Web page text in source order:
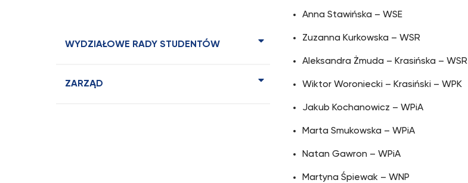
WYDZIAŁOWE RADY STUDENTÓW
ZARZĄD
Anna Stawińska – WSE
Zuzanna Kurkowska – WSR
Aleksandra Żmuda – Krasińska – WSR
Wiktor Woroniecki – Krasiński – WPK
Jakub Kochanowicz – WPiA
Marta Smukowska – WPiA
Natan Gawron – WPiA
Martyna Śpiewak – WNP